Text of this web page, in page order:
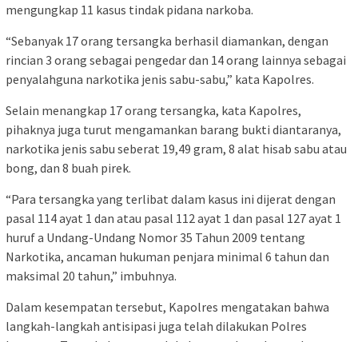
mengungkap 11 kasus tindak pidana narkoba.
“Sebanyak 17 orang tersangka berhasil diamankan, dengan
rincian 3 orang sebagai pengedar dan 14 orang lainnya sebagai
penyalahguna narkotika jenis sabu-sabu,” kata Kapolres.
Selain menangkap 17 orang tersangka, kata Kapolres,
pihaknya juga turut mengamankan barang bukti diantaranya,
narkotika jenis sabu seberat 19,49 gram, 8 alat hisab sabu atau
bong, dan 8 buah pirek.
“Para tersangka yang terlibat dalam kasus ini dijerat dengan
pasal 114 ayat 1 dan atau pasal 112 ayat 1 dan pasal 127 ayat 1
huruf a Undang-Undang Nomor 35 Tahun 2009 tentang
Narkotika, ancaman hukuman penjara minimal 6 tahun dan
maksimal 20 tahun,” imbuhnya.
Dalam kesempatan tersebut, Kapolres mengatakan bahwa
langkah-langkah antisipasi juga telah dilakukan Polres